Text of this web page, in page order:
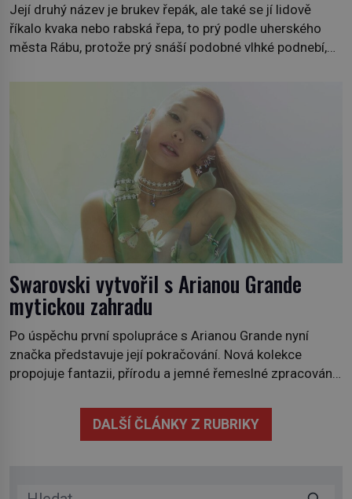
Její druhý název je brukev řepák, ale také se jí lidově
říkalo kvaka nebo rabská řepa, to prý podle uherského
města Rábu, protože prý snáší podobné vlhké podnebí,
někdy i v obchodech. Její bulvy jsou bílé, nahoře někdy
Swarovski vytvořil s Arianou Grande
mytickou zahradu
Po úspěchu první spolupráce s Arianou Grande nyní
značka představuje její pokračování. Nová kolekce
propojuje fantazii, přírodu a jemné řemeslné zpracování
třicítka šperků působí hravě a zároveň rafinovaně.
Spolupráce mezi značkou Swarovski a zpěvačkou a
DALŠÍ ČLÁNKY Z RUBRIKY